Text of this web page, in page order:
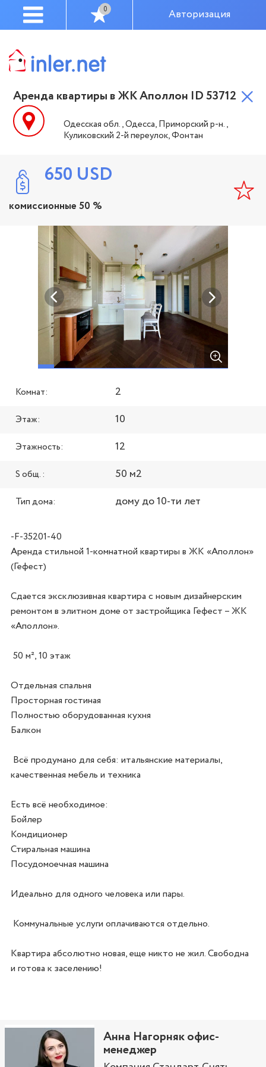
0 Авторизация
Аренда квартиры в ЖК Аполлон ID 53712
Одесская обл., Одесса, Приморский р-н.,
Куликовский 2-й переулок, Фонтан
650 USD
комиссионные 50 %
Комнат: 2
Этаж: 10
Этажность: 12
S общ. : 50 м2
Тип дома: дому до 10-ти лет
-F-35201-40
Аренда стильной 1-комнатной квартиры в ЖК «Аполлон»
(Гефест)
Сдается эксклюзивная квартира с новым дизайнерским
ремонтом в элитном доме от застройщика Гефест – ЖК
«Аполлон».
Отдельная спальня
Просторная гостиная
Полностью оборудованная кухня
Балкон
качественная мебель и техника
Есть всё необходимое:
Бойлер
Кондиционер
Стиральная машина
Посудомоечная машина
Идеально для одного человека или пары.
Квартира абсолютно новая, еще никто не жил. Свободна
и готова к заселению!
Анна Нагорняк офис-
менеджер